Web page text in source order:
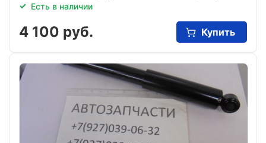
Есть в наличии
4 100 руб. Купить